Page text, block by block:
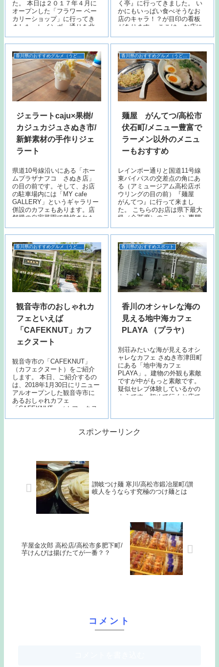
た。 本日は２０１７年４月に
オープンした「フラワー ベー
カリーショップ」に行ってき
ました。レインボー通りを北
挟んだ反対…
く亭』に行ってきました。 い
かにもいっぱい食べそうなお
店のキャラ！？が目印の看板
があります。 ここは、お店に
ーム満点…
香川県のおすすめグルメ（うどん以外）
ジェラートcaju×果樹/
カジュカジュさぬき市/
新鮮素材の手作りジェ
ラート
県道10号線沿いにある「ホー
ムプラザナフコ さぬき店」
の目の前です。そして、お店
の駐車場内には「MY cafe
GALLERY」というギャラリー
併設のカフェもあります。店
舗横の自家菜園で栽培された
れた季節のフルーツを使用し
て、このお店の夫婦が手づく
りしています。
香川県のおすすめグルメ（うどん以外）
麺屋 がんてつ/高松市
伏石町/メニュー豊富で
ラーメン以外のメニュ
ーもおすすめ
レインボー通りと国道11号線
東バイパスの交差点の角にあ
る（アミュージアム高松店ボ
ウリングの目の前）『麺屋
がんてつ』に行って来まし
た。 こちらのお店は県下最大
級（全75席）のラーメン専門
のカウンター席、座敷席もあ
り、小さなお子様づれのお客
さんにも対応できます。
香川県のおすすめグルメ（うどん以外）
観音寺市のおしゃれカ
フェといえば
「CAFEKNUT」カフ
ェクヌート
観音寺市の「CAFEKNUT」
（カフェクヌート）をご紹介
します。 本日、ご紹介するの
は、2018年1月30日にリニュー
アルオープンした観音寺市に
あるおしゃれカフェ
「CAFEKNUT」（カフェクヌ
香川県のおすすめスポット
香川のオシャレな海の
見える地中海カフェ
PLAYA （プラヤ）
別荘みたいな海が見えるオシ
ャレなカフェ さぬき市津田町
にある「地中海カフェ
PLAYA」。建物の外観も素敵
ですが中がもっと素敵です。
疑似セレブ体験しているかの
ようです。初めて行くお店で
スポンサーリンク
讃岐つけ麺 寒川/高松市鍛冶屋町/讃
岐人をうならす究極のつけ麺とは
芋屋金次郎 高松店/高松市多肥下町/
芋けんぴは揚げたてが一番？？
コメント